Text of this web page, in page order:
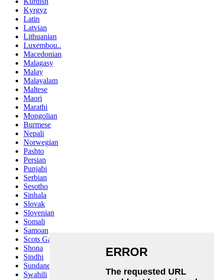
Kyrgyz
Latin
Latvian
Lithuanian
Luxembou..
Macedonian
Malagasy
Malay
Malayalam
Maltese
Maori
Marathi
Mongolian
Burmese
Nepali
Norwegian
Pashto
Persian
Punjabi
Serbian
Sesotho
Sinhala
Slovak
Slovenian
Somali
Samoan
Scots Gaelic
Shona
Sindhi
Sundanese
Swahili